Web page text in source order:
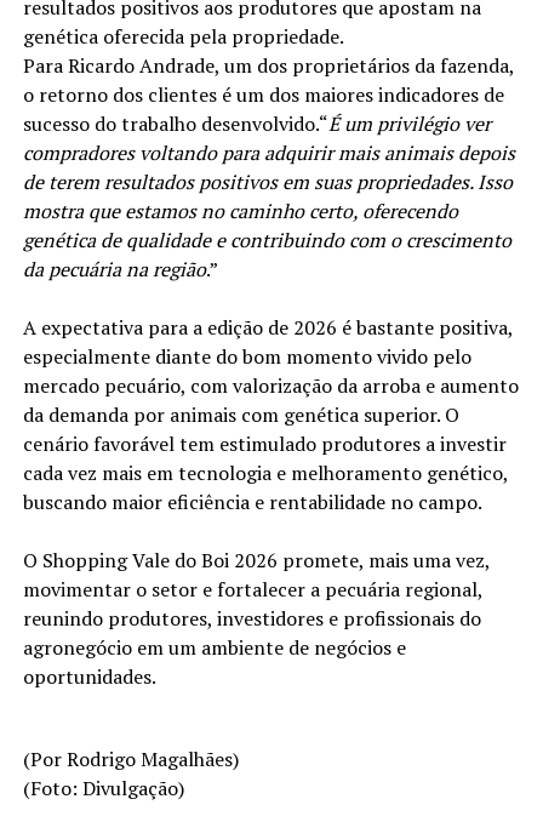
resultados positivos aos produtores que apostam na
genética oferecida pela propriedade.
Para Ricardo Andrade, um dos proprietários da fazenda,
o retorno dos clientes é um dos maiores indicadores de
sucesso do trabalho desenvolvido.“É um privilégio ver
compradores voltando para adquirir mais animais depois
de terem resultados positivos em suas propriedades. Isso
mostra que estamos no caminho certo, oferecendo
genética de qualidade e contribuindo com o crescimento
da pecuária na região.”
A expectativa para a edição de 2026 é bastante positiva,
especialmente diante do bom momento vivido pelo
mercado pecuário, com valorização da arroba e aumento
da demanda por animais com genética superior. O
cenário favorável tem estimulado produtores a investir
cada vez mais em tecnologia e melhoramento genético,
buscando maior eficiência e rentabilidade no campo.
O Shopping Vale do Boi 2026 promete, mais uma vez,
movimentar o setor e fortalecer a pecuária regional,
reunindo produtores, investidores e profissionais do
agronegócio em um ambiente de negócios e
oportunidades.
(Por Rodrigo Magalhães)
(Foto: Divulgação)